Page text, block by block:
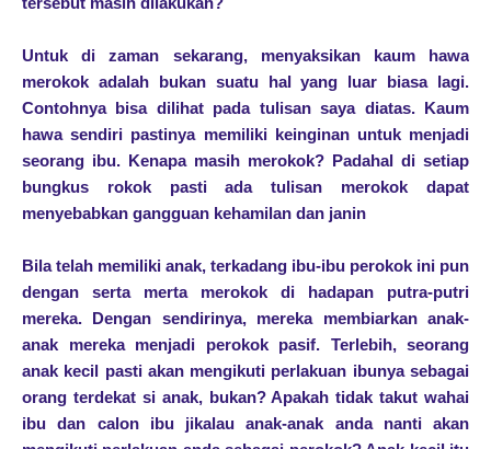
Untuk di zaman sekarang, menyaksikan kaum hawa
merokok adalah bukan suatu hal yang luar biasa lagi.
Contohnya bisa dilihat pada tulisan saya diatas. Kaum
hawa sendiri pastinya memiliki keinginan untuk menjadi
seorang ibu. Kenapa masih merokok? Padahal di setiap
bungkus rokok pasti ada tulisan merokok dapat
menyebabkan gangguan kehamilan dan janin
Bila telah memiliki anak, terkadang ibu-ibu perokok ini pun
dengan serta merta merokok di hadapan putra-putri
mereka. Dengan sendirinya, mereka membiarkan anak-
anak mereka menjadi perokok pasif. Terlebih, seorang
anak kecil pasti akan mengikuti perlakuan ibunya sebagai
orang terdekat si anak, bukan? Apakah tidak takut wahai
ibu dan calon ibu jikalau anak-anak anda nanti akan